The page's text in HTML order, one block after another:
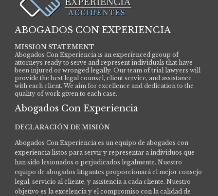
ABOGADOS CON EXPERIENCIA
MISSION STATEMENT
Abogados Con Experiencia is an experienced group of
attorneys ready to serve and represent individuals that have
been injured or wronged legally. Our team of trial lawyers will
provide the best legal counsel, client service, and assistance
with each client. We aim for excellence and dedication to the
quality of work given to each case.
Abogados Con Experiencia
DECLARACIÓN DE MISIÓN
Abogados Con Experiencia es un equipo de abogados con
experiencia listos para servir y representar a individuos que
han sido lesionados o perjudicados legalmente. Nuestro
equipo de abogados litigantes proporcionará el mejor consejo
legal, servicio al cliente, y asistencia a cada cliente. Nuestro
objetivo es la excelencia y el compromiso con la calidad de